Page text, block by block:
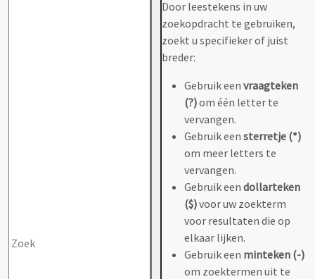
Door leestekens in uw
zoekopdracht te gebruiken,
zoekt u specifieker of juist
breder:
Gebruik een vraagteken
(?)om één letter te
vervangen.
Gebruik een sterretje (*)
om meer letters te
vervangen.
Gebruik een dollarteken
($)voor uw zoekterm
voor resultaten die op
elkaar lijken.
Gebruik een minteken (-)
om zoektermen uit te